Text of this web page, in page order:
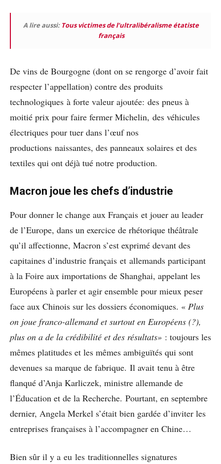
A lire aussi: Tous victimes de l’ultralibéralisme étatiste
français
De vins de Bourgogne (dont on se rengorge d’avoir fait
respecter l’appellation) contre des produits
technologiques à forte valeur ajoutée: des pneus à
moitié prix pour faire fermer Michelin, des véhicules
électriques pour tuer dans l’œuf nos
productions naissantes, des panneaux solaires et des
textiles qui ont déjà tué notre production.
Macron joue les chefs d’industrie
Pour donner le change aux Français et jouer au leader
de l’Europe, dans un exercice de rhétorique théâtrale
qu’il affectionne, Macron s’est exprimé devant des
capitaines d’industrie français et allemands participant
à la Foire aux importations de Shanghai, appelant les
Européens à parler et agir ensemble pour mieux peser
face aux Chinois sur les dossiers économiques. « Plus
on joue franco-allemand et surtout en Européens (?),
plus on a de la crédibilité et des résultats» : toujours les
mêmes platitudes et les mêmes ambiguïtés qui sont
devenues sa marque de fabrique. Il avait tenu à être
flanqué d’Anja Karliczek, ministre allemande de
l’Éducation et de la Recherche. Pourtant, en septembre
dernier, Angela Merkel s’était bien gardée d’inviter les
entreprises françaises à l’accompagner en Chine…
Bien sûr il y a eu les traditionnelles signatures